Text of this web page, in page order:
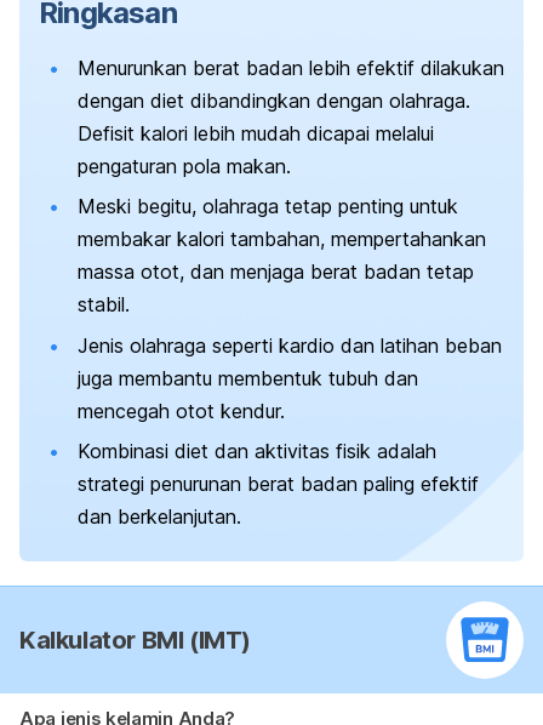
Ringkasan
Menurunkan berat badan lebih efektif dilakukan
dengan diet dibandingkan dengan olahraga.
Defisit kalori lebih mudah dicapai melalui
pengaturan pola makan.
Meski begitu, olahraga tetap penting untuk
membakar kalori tambahan, mempertahankan
massa otot, dan menjaga berat badan tetap
stabil.
Jenis olahraga seperti kardio dan latihan beban
juga membantu membentuk tubuh dan
mencegah otot kendur.
Kombinasi diet dan aktivitas fisik adalah
strategi penurunan berat badan paling efektif
dan berkelanjutan.
Kalkulator BMI (IMT)
Apa jenis kelamin Anda?